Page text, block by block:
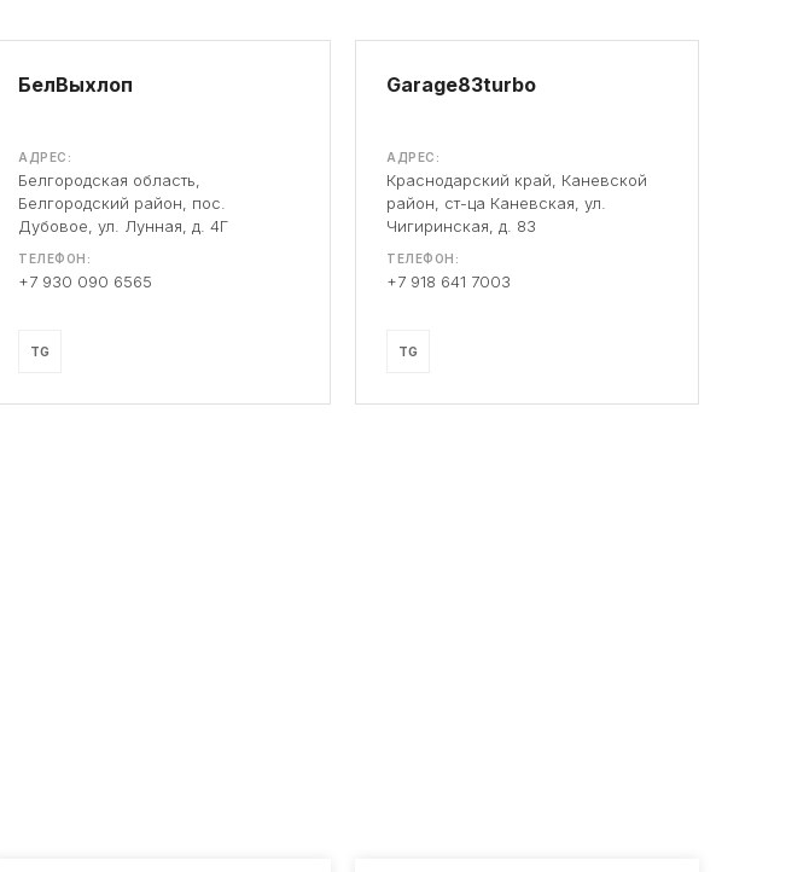
БелВыхлоп
АДРЕС:
Белгородская область,
Белгородский район, пос.
Дубовое, ул. Лунная, д. 4Г
ТЕЛЕФОН:
+7 930 090 6565
TG
Garage83turbo
АДРЕС:
Краснодарский край, Каневской
район, ст-ца Каневская, ул.
Чигиринская, д. 83
ТЕЛЕФОН:
+7 918 641 7003
TG